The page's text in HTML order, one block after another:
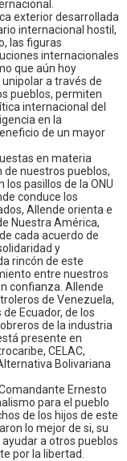
exterior desarrollada
internacional hostil,
las figuras
internacionales
que aún hoy
a través de
pueblos, permiten
internacional del
en la
de un mayor
en materia
nuestros pueblos,
pasillos de la ONU
conduce los
Allende orienta e
Nuestra América,
cada acuerdo de
y
rincón de este
entre nuestros
confianza. Allende
de Venezuela,
Ecuador, de los
de la industria
presente en
CELAC,
Bolivariana
Ernesto
para el pueblo
de los hijos de este
lo mejor de si, su
a otros pueblos
por la libertad.